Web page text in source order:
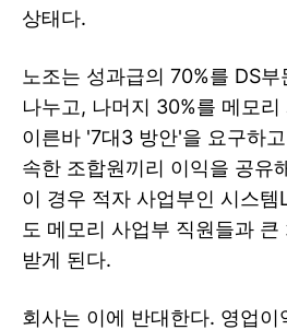
상태다.
노조는 성과급의 70%를 DS
나누고, 나머지 30%를 메모
이른바 '7대3 방안'을 요구하
속한 조합원끼리 이익을 공유
이 경우 적자 사업부인 시스템
도 메모리 사업부 직원들과
받게 된다.
회사는 이에 반대한다. 영업이